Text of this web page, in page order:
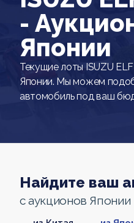
-
Японии
Текущие лоты ISUZU
Японии. Мы можем
автомобиль под ваш
Найдите ваш
с аукционов Японии